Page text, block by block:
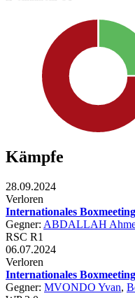
Kämpfe
28.09.2024
Verloren
Internationales
Gegner: ABDALLAH
RSC R1
06.07.2024
Verloren
Internationales
Gegner: MVONDO Yvan,